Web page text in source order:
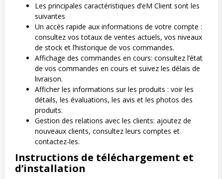
Les principales caractéristiques d’eM Client sont les
suivantes
Un accès rapide aux informations de votre compte :
consultez vos totaux de ventes actuels, vos niveaux
de stock et l’historique de vos commandes.
Affichage des commandes en cours: consultez l’état
de vos commandes en cours et suivez les délais de
livraison.
Afficher les informations sur les produits : voir les
détails, les évaluations, les avis et les photos des
produits.
Gestion des relations avec les clients: ajoutez de
nouveaux clients, consultez leurs comptes et
contactez-les.
Instructions de téléchargement et
d’installation